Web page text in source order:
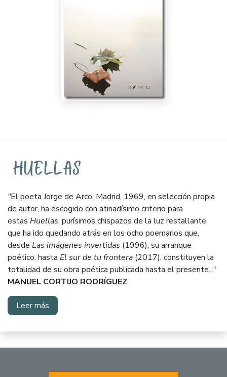
"El poeta Jorge de Arco, Madrid, 1969, en selección propia
de autor, ha escogido con atinadísimo criterio para
estas Huellas, purísimos chispazos de la luz restallante
que ha ido quedando atrás en los ocho poemarios que,
desde Las imágenes invertidas (1996), su arranque
poético, hasta El sur de tu frontera (2017), constituyen la
totalidad de su obra poética publicada hasta el presente..."
MANUEL CORTIJO RODRÍGUEZ
Leer más